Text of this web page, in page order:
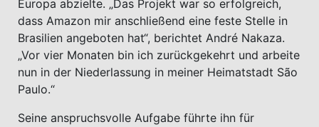
Europa abzielte. „Das Projekt war so erfolgreich,
dass Amazon mir anschließend eine feste Stelle in
Brasilien angeboten hat“, berichtet André Nakaza.
„Vor vier Monaten bin ich zurückgekehrt und arbeite
nun in der Niederlassung in meiner Heimatstadt São
Paulo.“
Seine anspruchsvolle Aufgabe führte ihn für